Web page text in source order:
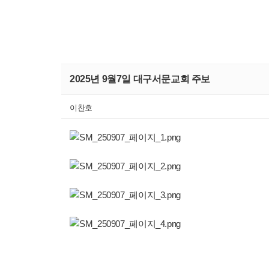
2025년 9월7일 대구서문교회 주보
이찬호